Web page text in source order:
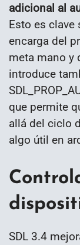
adicional al
Esto es clave
encarga del
meta mano y
introduce
que permite
allá del ciclo
algo útil en
SDL 3.4